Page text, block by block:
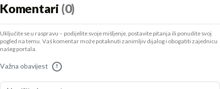
Komentari (0)
Uključite se u raspravu – podijelite svoje mišljenje, postavite pitanja ili ponudite svoj
pogled na temu. Vaš komentar može potaknuti zanimljiv dijalog i obogatiti zajednicu
našeg portala.
Važna obavijest !